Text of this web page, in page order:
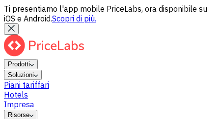
Ti presentiamo l'app mobile PriceLabs, ora disponibile su
iOS e Android.Scopri di più.
Prodotti
Soluzioni
Piani tariffari
Hotels
Impresa
Risorse